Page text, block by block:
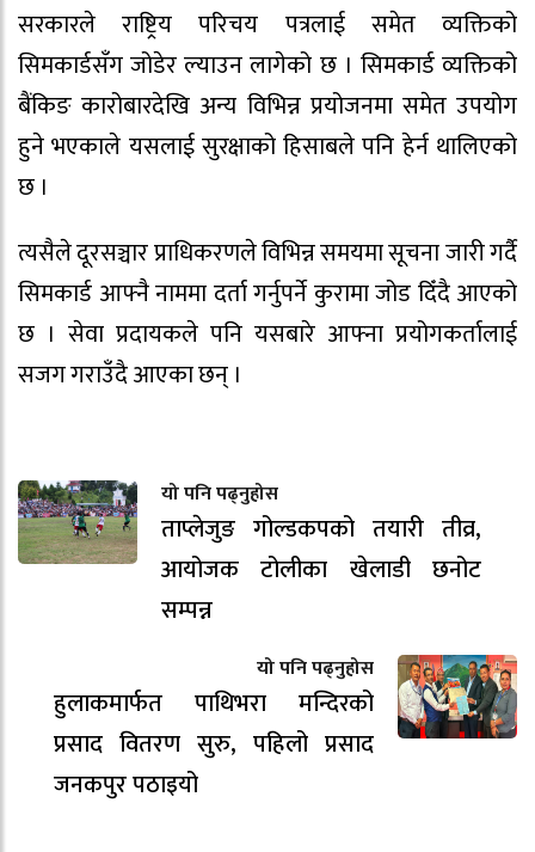
सरकारले राष्ट्रिय परिचय पत्रलाई समेत व्यक्तिको
सिमकार्डसँग जोडेर ल्याउन लागेको छ । सिमकार्ड व्यक्तिको
बैंकिङ कारोबारदेखि अन्य विभिन्न प्रयोजनमा समेत उपयोग
हुने भएकाले यसलाई सुरक्षाको हिसाबले पनि हेर्न थालिएको
छ ।
त्यसैले दूरसञ्चार प्राधिकरणले विभिन्न समयमा सूचना जारी गर्दै
सिमकार्ड आफ्नै नाममा दर्ता गर्नुपर्ने कुरामा जोड दिँदै आएको
छ । सेवा प्रदायकले पनि यसबारे आफ्ना प्रयोगकर्तालाई
सजग गराउँदै आएका छन् ।
यो पनि पढ्नुहोस
ताप्लेजुङ गोल्डकपको तयारी तीव्र,
आयोजक टोलीका खेलाडी छनोट
सम्पन्न
यो पनि पढ्नुहोस
हुलाकमार्फत पाथिभरा मन्दिरको
प्रसाद वितरण सुरु, पहिलो प्रसाद
जनकपुर पठाइयो